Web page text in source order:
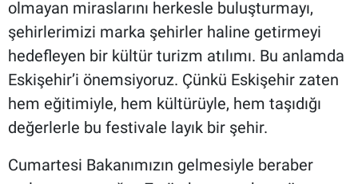
olmayan miraslarını herkesle buluşturmayı,
şehirlerimizi marka şehirler haline getirmeyi
hedefleyen bir kültür turizm atılımı. Bu anlamda
Eskişehir’i önemsiyoruz. Çünkü Eskişehir zaten
hem eğitimiyle, hem kültürüyle, hem taşıdığı
değerlerle bu festivale layık bir şehir.
Cumartesi Bakanımızın gelmesiyle beraber